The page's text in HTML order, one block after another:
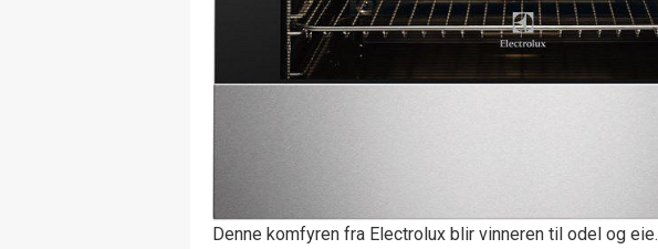
Denne komfyren fra Electrolux blir vinneren til odel og eie.